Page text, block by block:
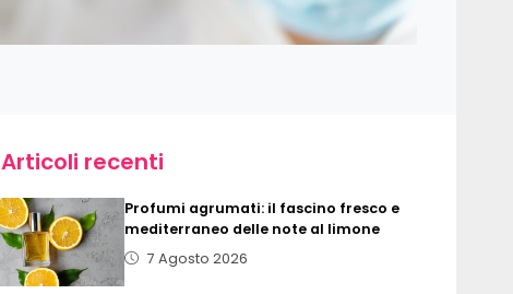
Articoli recenti
Profumi agrumati: il fascino fresco e
mediterraneo delle note al limone
7 Agosto 2026